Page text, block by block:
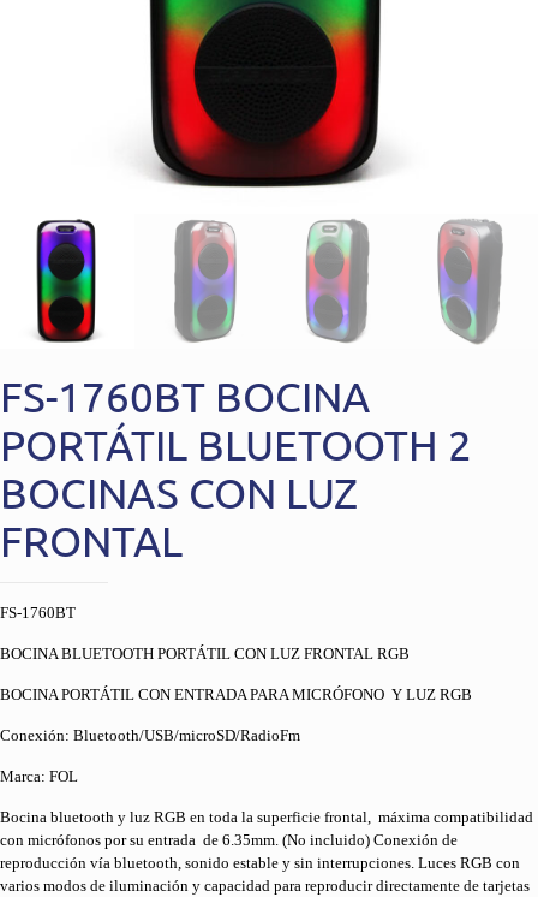
FS-1760BT BOCINA
PORTÁTIL BLUETOOTH 2
BOCINAS CON LUZ
FRONTAL
FS-1760BT
BOCINA BLUETOOTH PORTÁTIL CON LUZ FRONTAL RGB
BOCINA PORTÁTIL CON ENTRADA PARA MICRÓFONO Y LUZ RGB
Conexión: Bluetooth/USB/microSD/RadioFm
Marca: FOL
Bocina bluetooth y luz RGB en toda la superficie frontal, máxima compatibilidad
con micrófonos por su entrada de 6.35mm. (No incluido) Conexión de
reproducción vía bluetooth, sonido estable y sin interrupciones. Luces RGB con
varios modos de iluminación y capacidad para reproducir directamente de tarjetas